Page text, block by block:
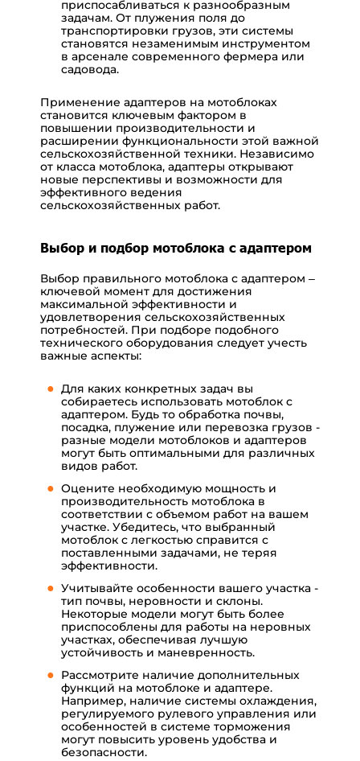
приспосабливаться к разнообразным
задачам. От плужения поля до
транспортировки грузов, эти системы
становятся незаменимым инструментом
в арсенале современного фермера или
садовода.
Применение адаптеров на мотоблоках
становится ключевым фактором в
повышении производительности и
расширении функциональности этой важной
сельскохозяйственной техники. Независимо
от класса мотоблока, адаптеры открывают
новые перспективы и возможности для
эффективного ведения
сельскохозяйственных работ.
Выбор и подбор мотоблока с адаптером
Выбор правильного мотоблока с адаптером –
ключевой момент для достижения
максимальной эффективности и
удовлетворения сельскохозяйственных
потребностей. При подборе подобного
технического оборудования следует учесть
важные аспекты:
Для каких конкретных задач вы
собираетесь использовать мотоблок с
адаптером. Будь то обработка почвы,
посадка, плужение или перевозка грузов -
разные модели мотоблоков и адаптеров
могут быть оптимальными для различных
видов работ.
Оцените необходимую мощность и
производительность мотоблока в
соответствии с объемом работ на вашем
участке. Убедитесь, что выбранный
мотоблок с легкостью справится с
поставленными задачами, не теряя
эффективности.
Учитывайте особенности вашего участка -
тип почвы, неровности и склоны.
Некоторые модели могут быть более
приспособлены для работы на неровных
участках, обеспечивая лучшую
устойчивость и маневренность.
Рассмотрите наличие дополнительных
функций на мотоблоке и адаптере.
Например, наличие системы охлаждения,
регулируемого рулевого управления или
особенностей в системе торможения
могут повысить уровень удобства и
безопасности.